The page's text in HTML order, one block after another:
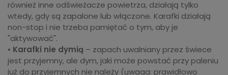
również inne odświeżacze powietrza, działają tylko
wtedy, gdy są zapalone lub włączone. Karafki działają
non-stop i nie trzeba pamiętać o tym, aby je
"aktywować".
• Karafki nie dymią – zapach uwalniany przez świece
jest przyjemny, ale dym, jaki może powstać przy paleniu
już do przyjemnych nie należy (uwaga: prawidłowo